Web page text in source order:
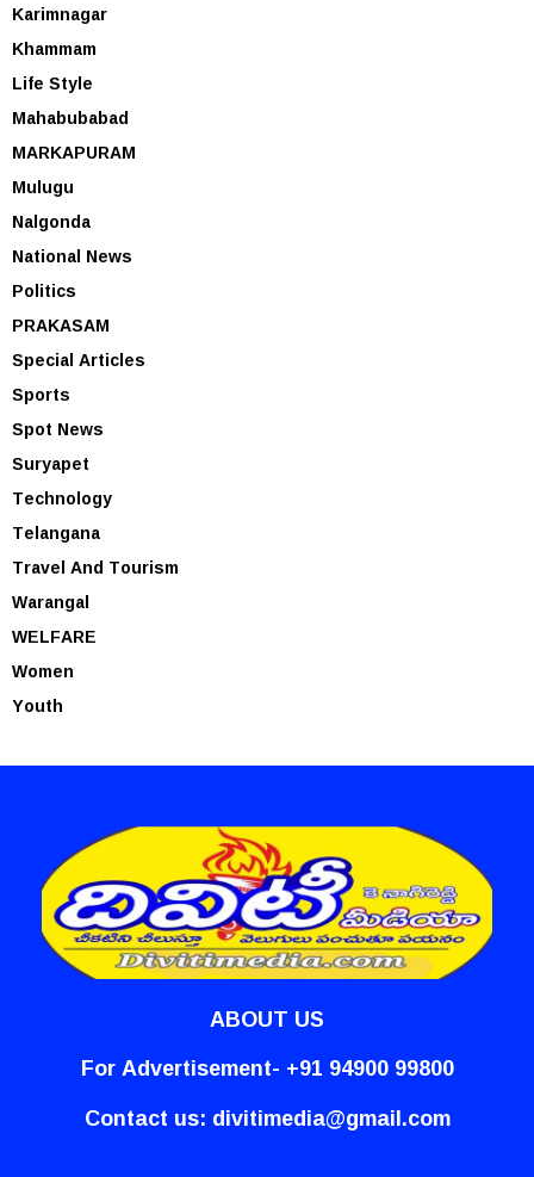
Karimnagar
Khammam
Life Style
Mahabubabad
MARKAPURAM
Mulugu
Nalgonda
National News
Politics
PRAKASAM
Special Articles
Sports
Spot News
Suryapet
Technology
Telangana
Travel And Tourism
Warangal
WELFARE
Women
Youth
ABOUT US
For Advertisement- +91 94900 99800
Contact us: divitimedia@gmail.com